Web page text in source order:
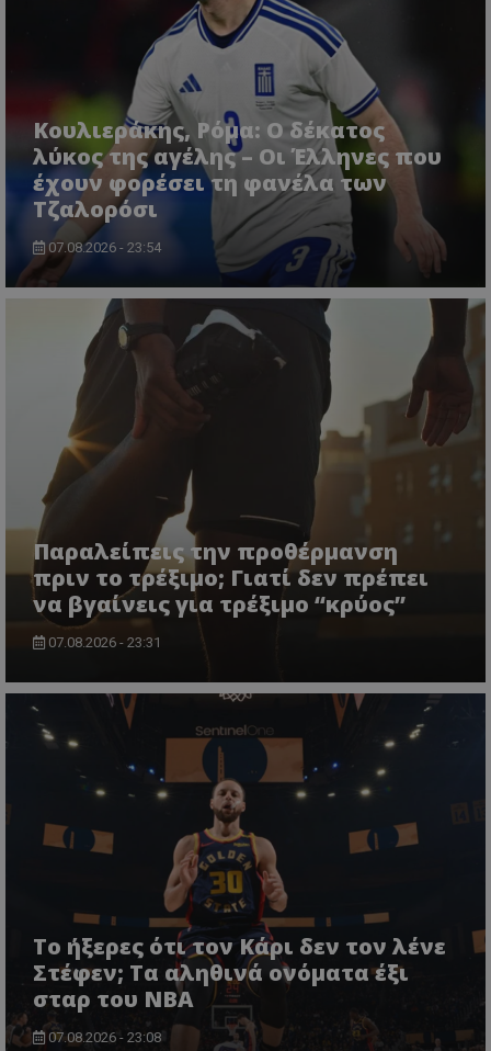
Κουλιεράκης, Ρόμα: Ο δέκατος
λύκος της αγέλης – Οι Έλληνες που
έχουν φορέσει τη φανέλα των
Τζαλορόσι
07.08.2026 - 23:54
Παραλείπεις την προθέρμανση
πριν το τρέξιμο; Γιατί δεν πρέπει
να βγαίνεις για τρέξιμο “κρύος”
07.08.2026 - 23:31
Το ήξερες ότι τον Κάρι δεν τον λένε
Στέφεν; Τα αληθινά ονόματα έξι
σταρ του NBA
07.08.2026 - 23:08